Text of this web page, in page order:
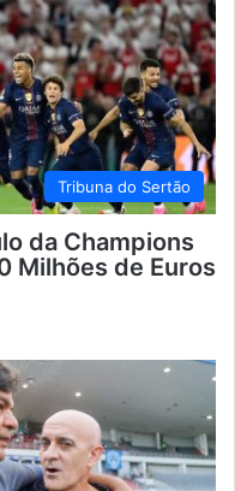
Tribuna do Sertão
da Champions
Milhões de Euros